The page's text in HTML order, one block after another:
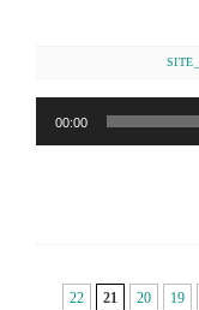
00:00
19
20
21
22